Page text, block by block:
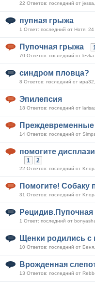
22 Ответов: последний от
пупная грыжа
1 Ответ: последний от Нотя,
Пупочная грыжа
70 Ответов: последний от
синдром пловца?
8 Ответов: последний от
Эпилепсия
18 Ответов: последний от
14 Ответов: последний от
помогите
1 2
22 Ответов: последний от
Помогите! Собаку
31 Ответов: последний от
1 Ответ: последний от
Щенки родились с
10 Ответов: последний от
Врожденная
13 Ответов: последний от